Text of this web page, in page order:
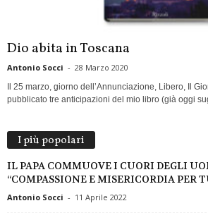
Dio abita in Toscana
Antonio Socci - 28 Marzo 2020
Il 25 marzo, giorno dell’Annunciazione, Libero, Il
pubblicato tre anticipazioni del mio libro (già oggi
I più popolari
IL PAPA COMMUOVE I CUORI DEGLI
“COMPASSIONE E MISERICORDIA PER
Antonio Socci - 11 Aprile 2022